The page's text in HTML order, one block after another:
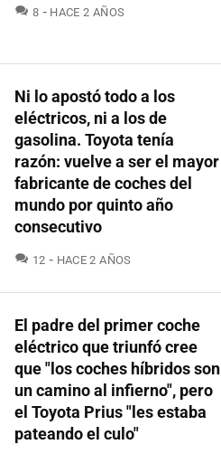
8 COMENTARIOS
HACE 2 AÑOS
Ni lo apostó todo a los
eléctricos, ni a los de
gasolina. Toyota tenía
razón: vuelve a ser el mayor
fabricante de coches del
mundo por quinto año
consecutivo
12 COMENTARIOS
HACE 2 AÑOS
El padre del primer coche
eléctrico que triunfó cree
que "los coches híbridos son
un camino al infierno", pero
el Toyota Prius "les estaba
pateando el culo"